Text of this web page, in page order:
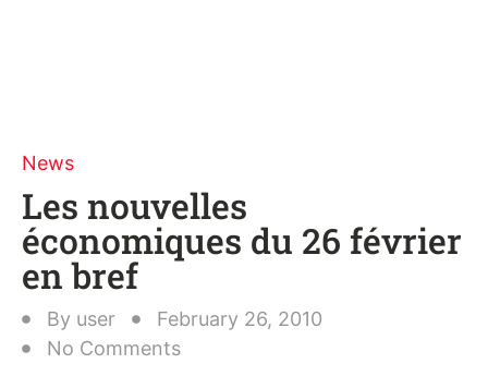
News
Les nouvelles
économiques du 26 février
en bref
By user
February 26, 2010
No Comments